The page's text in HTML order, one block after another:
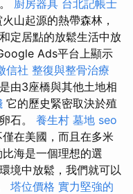
廚房器具 台北記帳士
山起源的熱帶森林，
定居點的放鬆生活中放
Ads平台上顯示
信社 整復與整骨治療
由3座橋與其他土地相
它的歷史緊密取決於殖
石。 養生村 墓地 seo
在美國，而且在多米
海是一個理想的選
境中放鬆，我們就可以
塔位價格 實力堅強的